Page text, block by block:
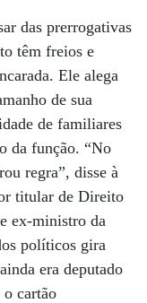
das prerrogativas
têm freios e
Ele alega
de sua
de familiares
da função. “No
regra”, disse à
titular de Direito
ex-ministro da
políticos gira
era deputado
cartão